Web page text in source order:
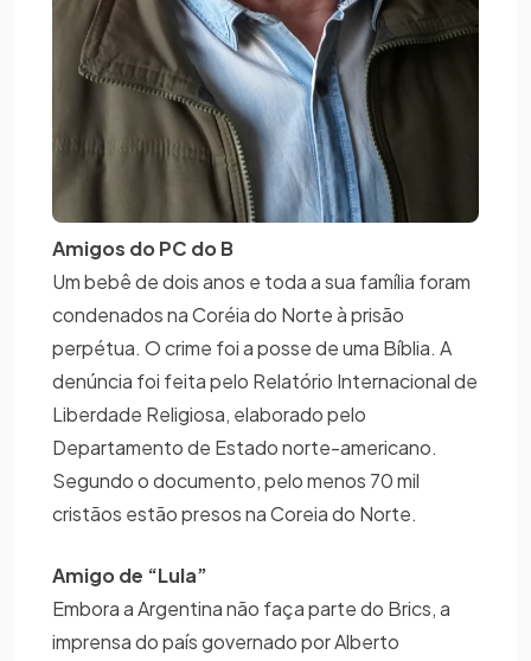
Amigos do PC do B
Um bebê de dois anos e toda a sua família foram
condenados na Coréia do Norte à prisão
perpétua. O crime foi a posse de uma Bíblia. A
denúncia foi feita pelo Relatório Internacional de
Liberdade Religiosa, elaborado pelo
Departamento de Estado norte-americano.
Segundo o documento, pelo menos 70 mil
cristãos estão presos na Coreia do Norte.
Amigo de “Lula”
Embora a Argentina não faça parte do Brics, a
imprensa do país governado por Alberto